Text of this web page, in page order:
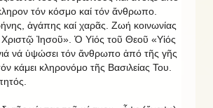
τόν κόσμο καί τόν ἄνθρωπο.
ἀγάπης καί χαρᾶς. Ζωή κοινωνίας
Ἰησοῦ». Ὁ Υἱός τοῦ Θεοῦ «Υἱός
νά ὑψώσει τόν ἄνθρωπο ἀπό τῆς γῆς
κάμει κληρονόμο τῆς Βασιλείας Του.